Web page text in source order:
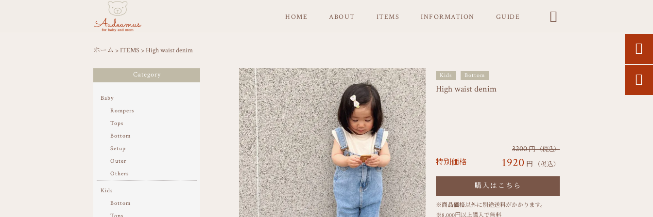
HOME ABOUT ITEMS INFORMATION GUIDE 
ホーム >ITEMS >High waist denim
Kids Bottom
High waist denim
特別価格 1920 円 （税込）
3200円（税込）
購入はこちら
※商品価格以外に別途送料がかかります。
※8,000円以上購入で無料
Category
Baby
Rompers
Tops
Bottom
Setup
Outer
Others
Kids
Bottom

